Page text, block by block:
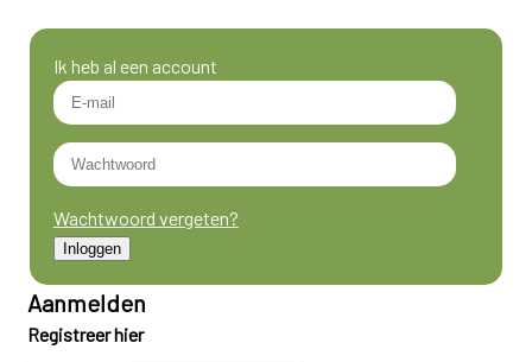
Ik heb al een account
Wachtwoord vergeten?
Aanmelden
Registreer hier